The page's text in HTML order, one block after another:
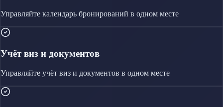
Управляйте календарь бронирований в одном месте
Учёт виз и документов
Управляйте учёт виз и документов в одном месте